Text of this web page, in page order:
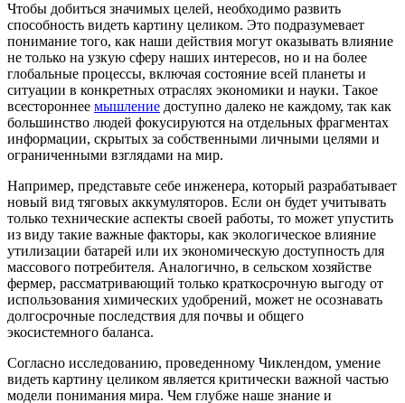
Чтобы добиться значимых целей, необходимо развить
способность видеть картину целиком. Это подразумевает
понимание того, как наши действия могут оказывать влияние
не только на узкую сферу наших интересов, но и на более
глобальные процессы, включая состояние всей планеты и
ситуации в конкретных отраслях экономики и науки. Такое
всестороннее мышление доступно далеко не каждому, так как
большинство людей фокусируются на отдельных фрагментах
информации, скрытых за собственными личными целями и
ограниченными взглядами на мир.
Например, представьте себе инженера, который разрабатывает
новый вид тяговых аккумуляторов. Если он будет учитывать
только технические аспекты своей работы, то может упустить
из виду такие важные факторы, как экологическое влияние
утилизации батарей или их экономическую доступность для
массового потребителя. Аналогично, в сельском хозяйстве
фермер, рассматривающий только краткосрочную выгоду от
использования химических удобрений, может не осознавать
долгосрочные последствия для почвы и общего
экосистемного баланса.
Согласно исследованию, проведенному Чиклендом, умение
видеть картину целиком является критически важной частью
модели понимания мира. Чем глубже наше знание и